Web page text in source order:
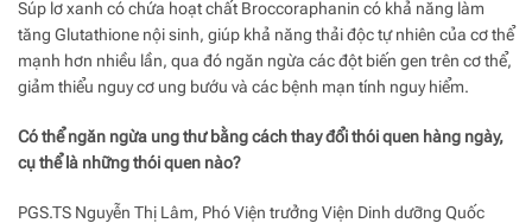
Súp lơ xanh có chứa hoạt chất Broccoraphanin có khả năng làm
tăng Glutathione nội sinh, giúp khả năng thải độc tự nhiên của cơ thể
mạnh hơn nhiều lần, qua đó ngăn ngừa các đột biến gen trên cơ thể,
giảm thiểu nguy cơ ung bướu và các bệnh mạn tính nguy hiểm.
Có thể ngăn ngừa ung thư bằng cách thay đổi thói quen hàng ngày,
cụ thể là những thói quen nào?
PGS.TS Nguyễn Thị Lâm, Phó Viện trưởng Viện Dinh dưỡng Quốc